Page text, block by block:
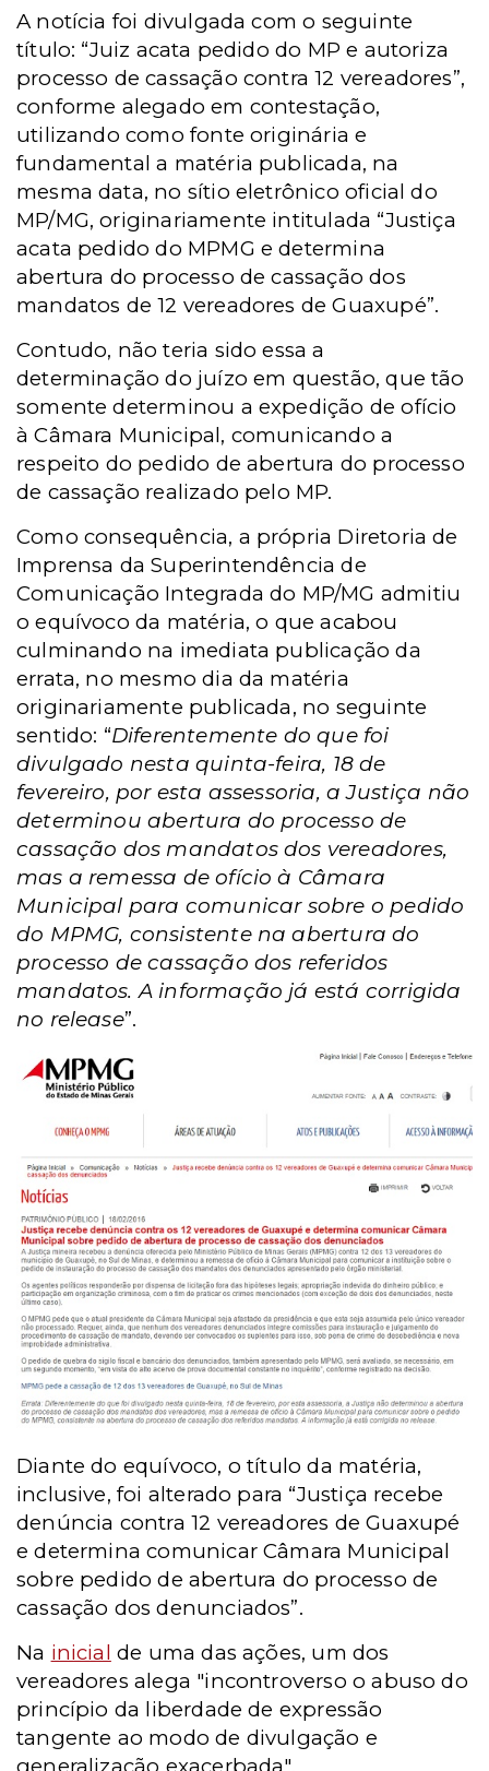
A notícia foi divulgada com o seguinte
título: “Juiz acata pedido do MP e autoriza
processo de cassação contra 12 vereadores”,
conforme alegado em contestação,
utilizando como fonte originária e
fundamental a matéria publicada, na
mesma data, no sítio eletrônico oficial do
MP/MG, originariamente intitulada “Justiça
acata pedido do MPMG e determina
abertura do processo de cassação dos
mandatos de 12 vereadores de Guaxupé”.
Contudo, não teria sido essa a
determinação do juízo em questão, que tão
somente determinou a expedição de ofício
à Câmara Municipal, comunicando a
respeito do pedido de abertura do processo
de cassação realizado pelo MP.
Como consequência, a própria Diretoria de
Imprensa da Superintendência de
Comunicação Integrada do MP/MG admitiu
o equívoco da matéria, o que acabou
culminando na imediata publicação da
errata, no mesmo dia da matéria
originariamente publicada, no seguinte
sentido: “Diferentemente do que foi
divulgado nesta quinta­-feira, 18 de
fevereiro, por esta assessoria, a Justiça não
determinou abertura do processo de
cassação dos mandatos dos vereadores,
mas a remessa de ofício à Câmara
Municipal para comunicar sobre o pedido
do MPMG, consistente na abertura do
processo de cassação dos referidos
mandatos. A informação já está corrigida
no release”.
Diante do equívoco, o título da matéria,
inclusive, foi alterado para “Justiça recebe
denúncia contra 12 vereadores de Guaxupé
e determina comunicar Câmara Municipal
sobre pedido de abertura do processo de
cassação dos denunciados”.
Na inicial de uma das ações, um dos
vereadores alega "incontroverso o abuso do
princípio da liberdade de expressão
tangente ao modo de divulgação e